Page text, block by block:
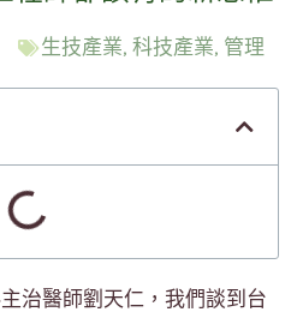
生技產業, 科技產業, 管理
治醫師劉天仁，我們談到台